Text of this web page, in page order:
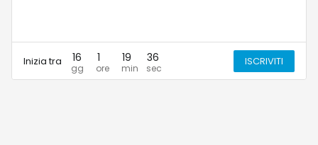
Inizia tra 16 1 19 36 ISCRIVITI